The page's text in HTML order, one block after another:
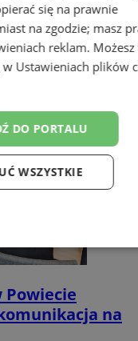
na
się na prawnie
na zgodzie; masz
reklam.
w Ustawieniach plików
DO PORTALU
WSZYSTKIE